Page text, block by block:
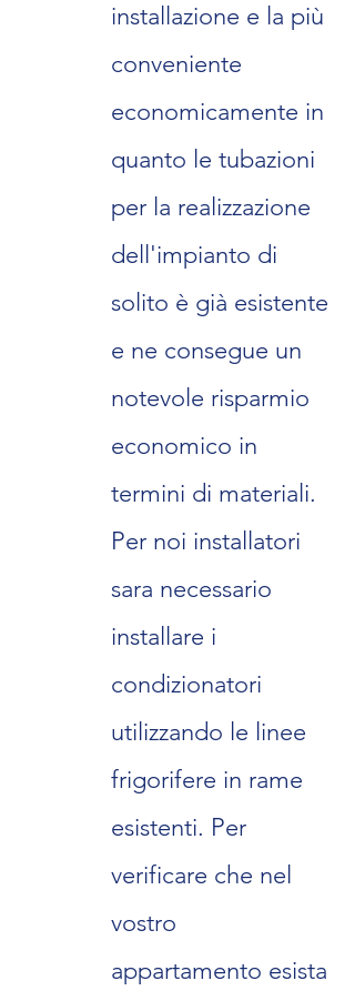
installazione e la più
conveniente
economicamente in
quanto le tubazioni
per la realizzazione
dell'impianto di
solito è già esistente
e ne consegue un
notevole risparmio
economico in
termini di materiali.
Per noi installatori
sara necessario
installare i
condizionatori
utilizzando le linee
frigorifere in rame
esistenti. Per
verificare che nel
vostro
appartamento esista